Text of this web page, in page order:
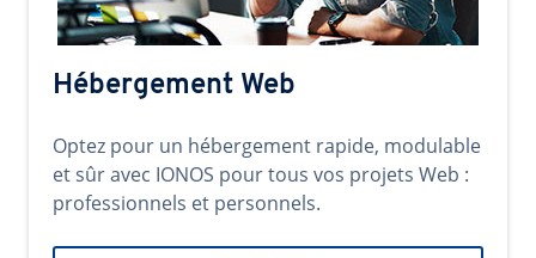
Hébergement Web
Optez pour un hébergement rapide, modulable
et sûr avec IONOS pour tous vos projets Web :
professionnels et personnels.